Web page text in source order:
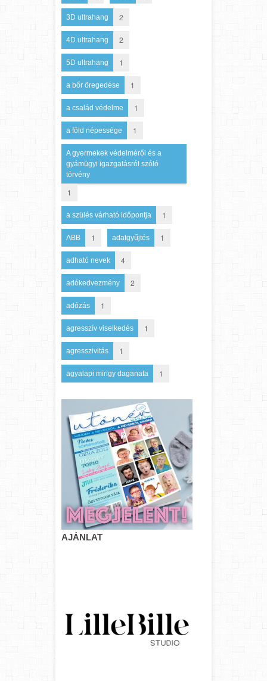
3D ultrahang 2
4D ultrahang 2
5D ultrahang 1
a bőr öregedése 1
a család védelme 1
a föld népessége 1
A gyermekek védelméről és a
gyámügyi igazgatásról szóló
törvény
1
a szülés várható időpontja 1
ABB 1 adatgyűjtés 1
adható nevek 4
adókedvezmény 2
adózás 1
agresszív viselkedés 1
agresszivitás 1
agyalapi mirigy daganata 1
AJÁNLAT